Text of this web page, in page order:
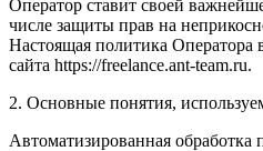
Оператор ставит своей
числе защиты прав на
Настоящая политика Оператора
сайта https://freelance.ant-team.ru.
2. Основные понятия,
Автоматизированная